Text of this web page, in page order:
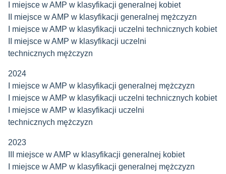
I miejsce w AMP w klasyfikacji generalnej kobiet
II miejsce w AMP w klasyfikacji generalnej mężczyzn
I miejsce w AMP w klasyfikacji uczelni technicznych kobiet
II miejsce w AMP w klasyfikacji uczelni
technicznych mężczyzn
2024
I miejsce w AMP w klasyfikacji generalnej mężczyzn
I miejsce w AMP w klasyfikacji uczelni technicznych kobiet
I miejsce w AMP w klasyfikacji uczelni
technicznych mężczyzn
2023
III miejsce w AMP w klasyfikacji generalnej kobiet
I miejsce w AMP w klasyfikacji generalnej mężczyzn